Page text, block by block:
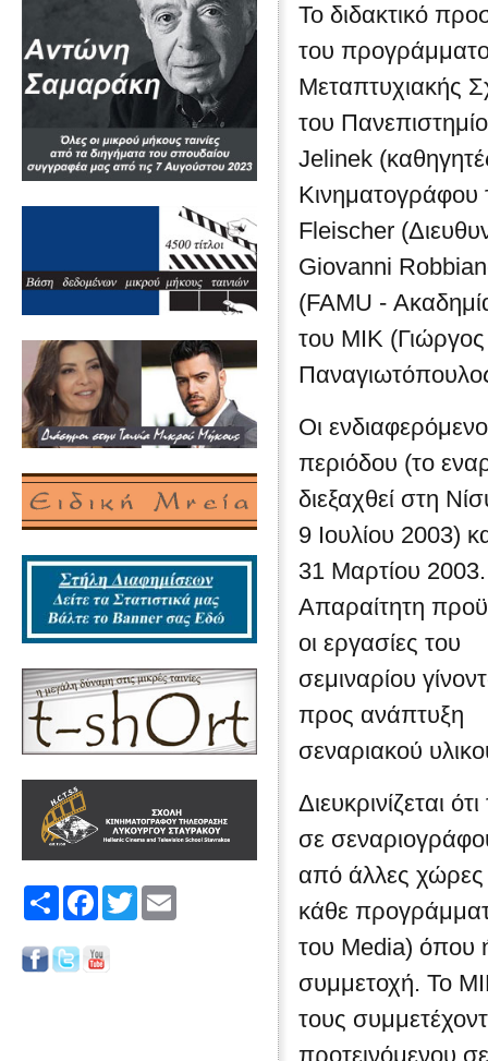
Share FacebookTwitter
Το διδακτικό
του
Μεταπτυχιακής
του
Jelinek
Κινηματογράφου
Fleischer
Giovanni
(FAMU -
του ΜΙΚ
Οι
περιόδου (το
διεξαχθεί στη
9 Ιουλίου 2003)
31 Μαρτίου 2003.
Απαραίτητη
οι εργασίες του
σεμιναρίου
προς ανάπτυξη
σεναριακού
Διευκρινίζεται
σε
από άλλες
κάθε
του Media) όπου
συμμετοχή. Το
τους
προτεινόμενου